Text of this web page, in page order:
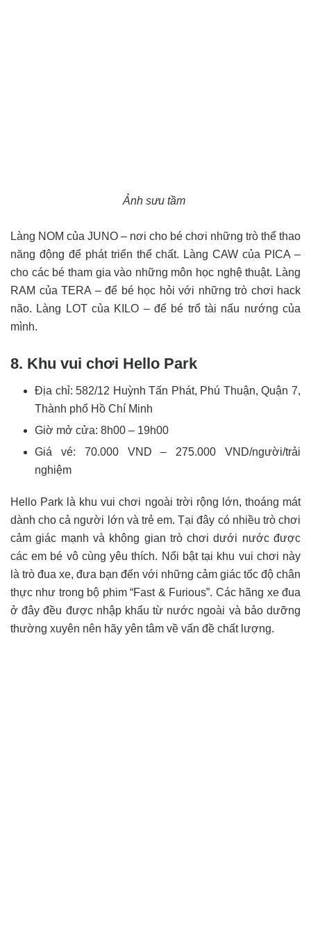
Ảnh sưu tầm
Làng NOM của JUNO – nơi cho bé chơi những trò thể thao
năng động để phát triển thể chất. Làng CAW của PICA –
cho các bé tham gia vào những môn học nghệ thuật. Làng
RAM của TERA – để bé học hỏi với những trò chơi hack
não. Làng LOT của KILO – để bé trổ tài nấu nướng của
mình.
8. Khu vui chơi Hello Park
Địa chỉ: 582/12 Huỳnh Tấn Phát, Phú Thuận, Quận 7,
Thành phố Hồ Chí Minh
Giờ mở cửa: 8h00 – 19h00
Giá vé: 70.000 VND – 275.000 VND/người/trải
nghiệm
Hello Park là khu vui chơi ngoài trời rộng lớn, thoáng mát
dành cho cả người lớn và trẻ em. Tại đây có nhiều trò chơi
cảm giác mạnh và không gian trò chơi dưới nước được
các em bé vô cùng yêu thích. Nổi bật tại khu vui chơi này
là trò đua xe, đưa bạn đến với những cảm giác tốc độ chân
thực như trong bộ phim “Fast & Furious”. Các hãng xe đua
ở đây đều được nhập khẩu từ nước ngoài và bảo dưỡng
thường xuyên nên hãy yên tâm về vấn đề chất lượng.